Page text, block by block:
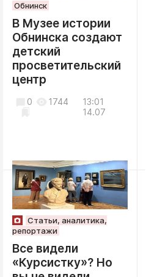
Обнинск
В Музее истории
Обнинска создают
детский
просветительский
центр
13:01
14.07
0 1744
Статьи, аналитика,
репортажи
Все видели
«Курсистку»? Но